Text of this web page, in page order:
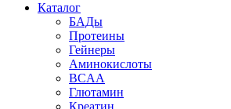
Каталог
БАДы
Протеины
Гейнеры
Аминокислоты
BCAA
Глютамин
Креатин